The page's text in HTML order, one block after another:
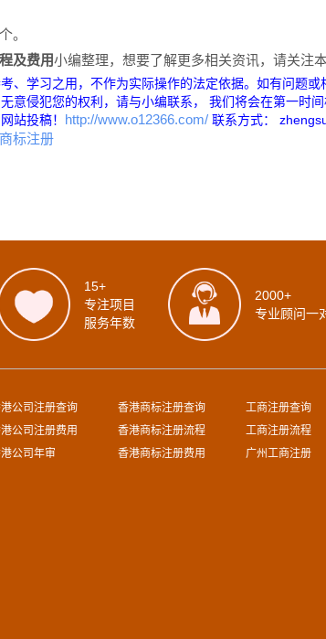
。
及费用小编整理，想要了解更多相关资讯，请关注
、学习之用，不作为实际操作的法定依据。如有问题
意侵犯您的权利，请与小编联系， 我们将会在第一时
站投稿！ http://www.o12366.com/ 联系方式：
标注册
15+
专注项目
服务年数
2000+
专业顾问一
公司注册查询
公司注册费用
公司年审
香港商标注册查询
香港商标注册流程
香港商标注册费用
工商注册查询
工商注册流程
广州工商注册